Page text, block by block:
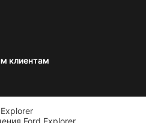
клиентам
Ford Explorer